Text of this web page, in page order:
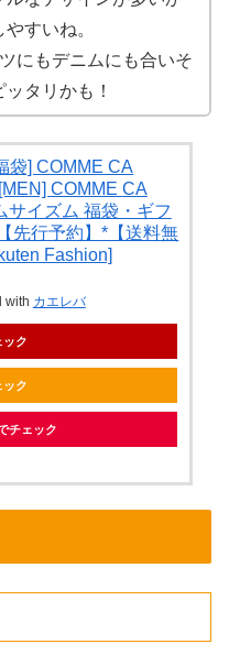
すいね。
にもデニムにも合いそ
タリかも！
袋] COMME CA
COMME CA
サイズム 福袋・ギフ
先行予約】*【送料無
Fashion]
with カエレバ
ック
ク
チェック